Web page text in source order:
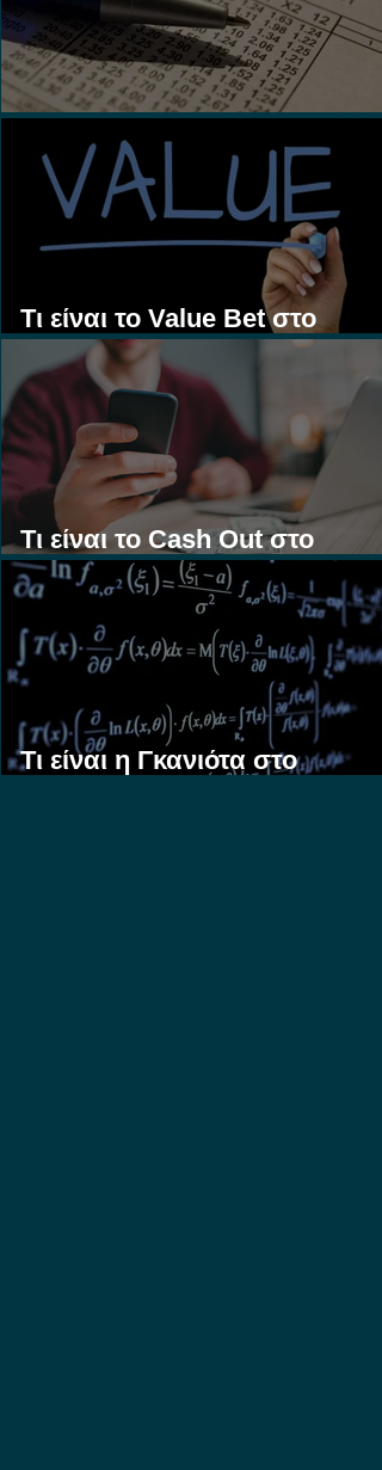
Τι είναι τα Ασιατικά Χάντικαπ;
Τι είναι το Value Bet στο
Στοίχημα;
Τι είναι το Cash Out στο
Στοίχημα;
Τι είναι η Γκανιότα στο